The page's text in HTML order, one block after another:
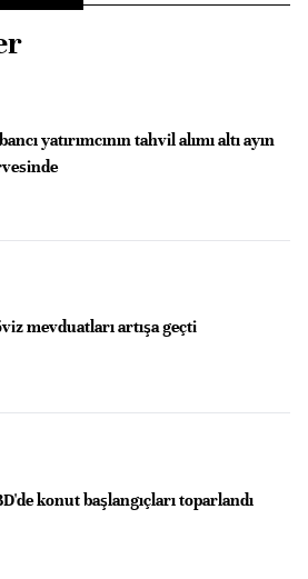
yatırımcının tahvil alımı altı ayın
mevduatları artışa geçti
konut başlangıçları toparlandı